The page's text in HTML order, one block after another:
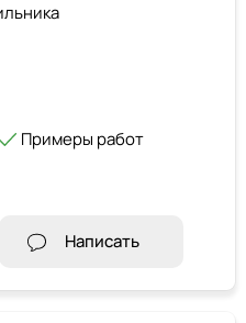
Примеры работ
Написать